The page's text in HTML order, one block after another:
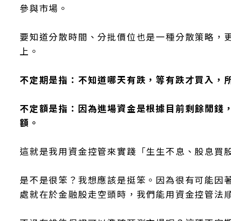
參與市場。
要知道分散時間、分批價位也是一種分散策略，
上。
不定期是指：不知道哪天有跌，等有跌才買入，
不定額是指：因為進場資金是根據目前剩餘閒錢
額。
這就是我用資金控管來實踐「生生不息、股息買
是不是很笨？我想應該是挺笨。因為很有可能
處就在於金融股走空頭時，我們能用資金控管法